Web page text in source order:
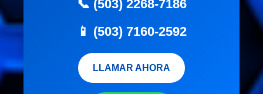
📞 (503) 2268-7186
📱 (503) 7160-2592
LLAMAR AHORA